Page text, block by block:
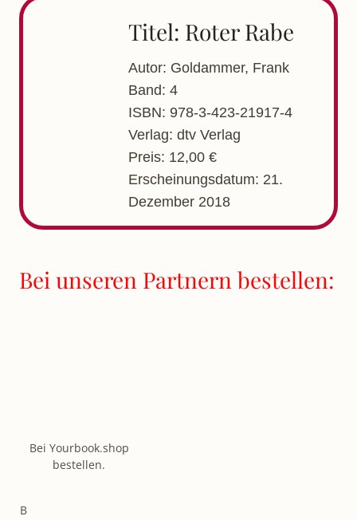
Titel: Roter Rabe
Autor: Goldammer, Frank
Band: 4
ISBN: 978-3-423-21917-4
Verlag: dtv Verlag
Preis: 12,00 €
Erscheinungsdatum: 21.
Dezember 2018
Bei unseren Partnern bestellen:
Bei Yourbook.shop
bestellen.
B